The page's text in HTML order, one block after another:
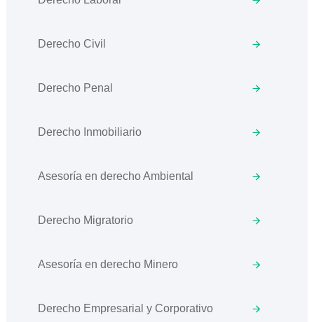
Derecho Civil
Derecho Penal
Derecho Inmobiliario
Asesoría en derecho Ambiental
Derecho Migratorio
Asesoría en derecho Minero
Derecho Empresarial y Corporativo